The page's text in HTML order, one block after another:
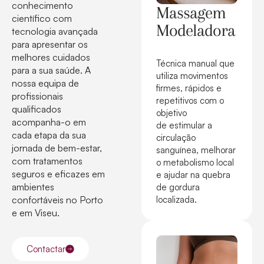
conhecimento
científico com
tecnologia avançada
para apresentar os
melhores cuidados
para a sua saúde. A
nossa equipa de
profissionais
qualificados
acompanha-o em
cada etapa da sua
jornada de bem-estar,
com tratamentos
seguros e eficazes em
ambientes
confortáveis no Porto
e em Viseu.
Contactar
Massagem
Modeladora
Técnica manual que
utiliza movimentos
firmes, rápidos e
repetitivos com o
objetivo
de estimular a
circulação
sanguínea, melhorar
o metabolismo local
e ajudar na quebra
de gordura
localizada.